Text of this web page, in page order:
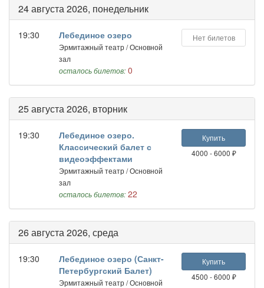
24 августа 2026, понедельник
19:30 Лебединое озеро
Эрмитажный театр / Основной
зал
осталось билетов: 0
Нет билетов
25 августа 2026, вторник
19:30
Лебединое озеро.
Классический балет с
видеоэффектами
Эрмитажный театр / Основной
зал
осталось билетов: 22
Купить
4000 - 6000 ₽
26 августа 2026, среда
19:30
Лебединое озеро (Санкт-
Петербургский Балет)
Эрмитажный театр / Основной
Купить
4500 - 6000 ₽